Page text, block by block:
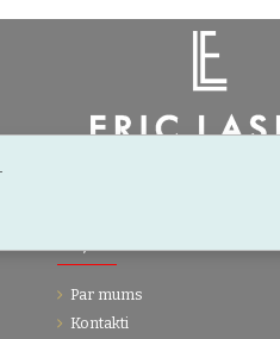
Par mums
Kontakti